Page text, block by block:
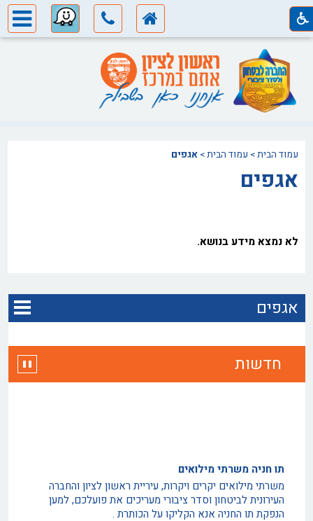
עמוד הבית> עמוד הבית>אגפים
אגפים
לא נמצא מידע בנושא.
אגפים
חדשות
תו חניה משרתי מילואים
משרתי מילואים יקרים ויקרות, עיריית ראשון לציון והחברה
העירונית לביטחון וסדר ציבורי מעריכים את פועלכם, למען
הנפקת תו החניה אנא הקליקו על הכותרת .